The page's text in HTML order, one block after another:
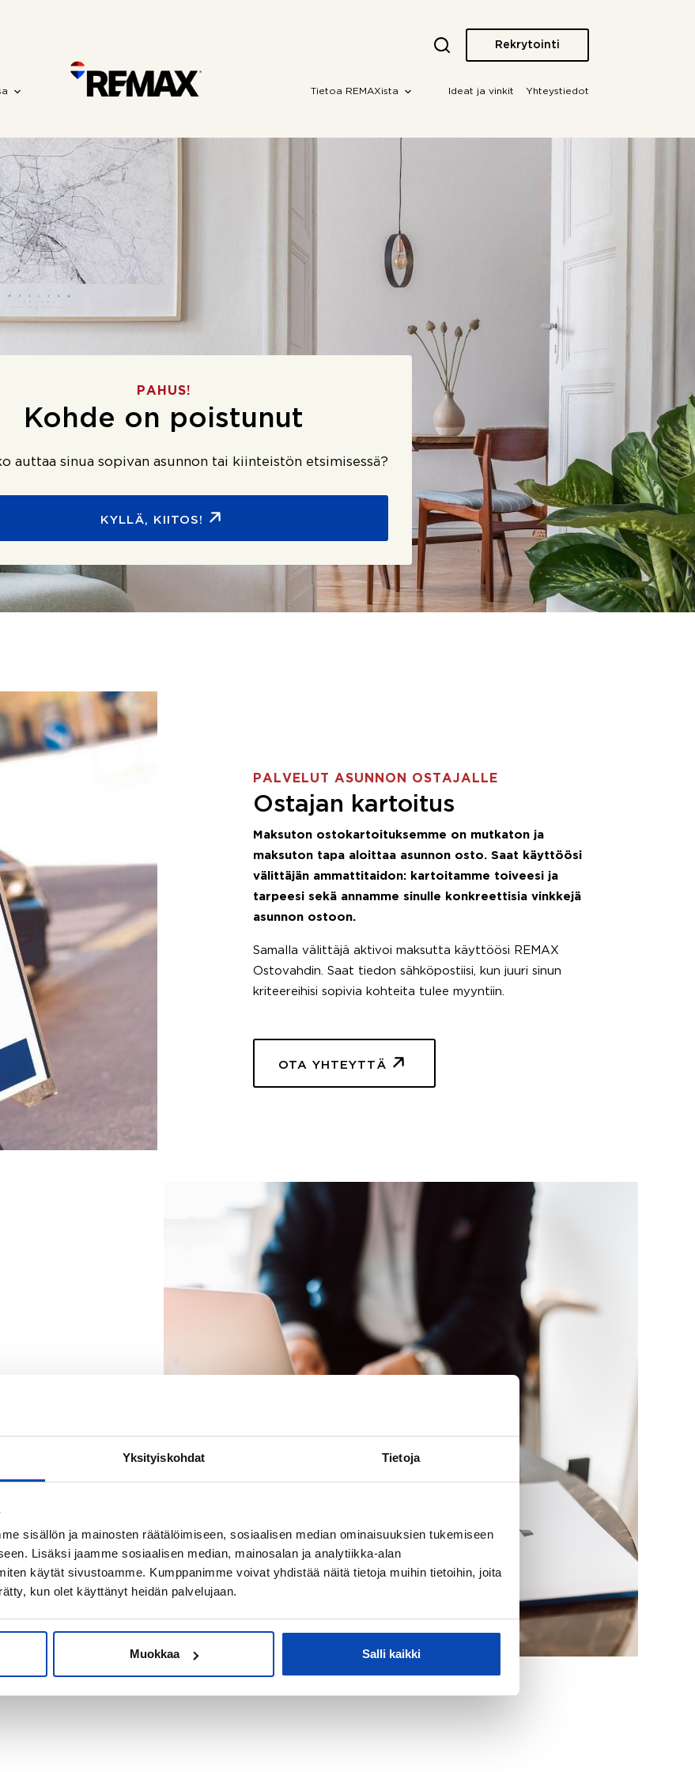
Yksityiskohdat Tietoja
sisällön ja mainosten räätälöimiseen, sosiaalisen median ominaisuuksien tukemiseen
Lisäksi jaamme sosiaalisen median, mainosalan ja analytiikka-alan
käytät sivustoamme. Kumppanimme voivat yhdistää näitä tietoja muihin tietoihin, joita
kun olet käyttänyt heidän palvelujaan.
Muokkaa Salli kaikki
Rekrytointi
Tietoa REMAXista Ideat ja vinkit Yhteystiedot
PAHUS!
Kohde on poistunut
auttaa sinua sopivan asunnon tai kiinteistön etsimisessä?
KYLLÄ, KIITOS!
PALVELUT ASUNNON OSTAJALLE
Ostajan kartoitus
Maksuton ostokartoituksemme on mutkaton ja
maksuton tapa aloittaa asunnon osto. Saat käyttöösi
välittäjän ammattitaidon: kartoitamme toiveesi ja
tarpeesi sekä annamme sinulle konkreettisia vinkkejä
asunnon ostoon.
Samalla välittäjä aktivoi maksutta käyttöösi REMAX
Ostovahdin. Saat tiedon sähköpostiisi, kun juuri sinun
kriteereihisi sopivia kohteita tulee myyntiin.
OTA YHTEYTTÄ
sinulle
sen
sijoitus-